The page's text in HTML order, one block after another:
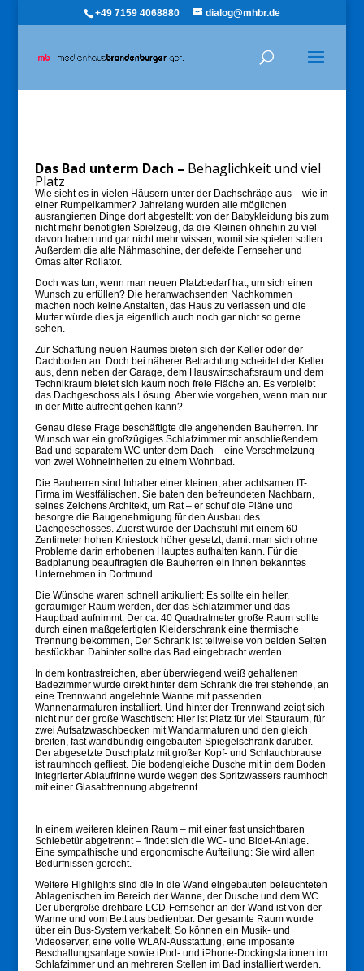
+49 7159 4068880 dialog@mhbr.de
Das Bad unterm Dach – Behaglichkeit und viel
Platz
Wie sieht es in vielen Häusern unter der Dachschräge aus – wie in
einer Rumpelkammer? Jahrelang wurden alle möglichen
ausrangierten Dinge dort abgestellt: von der Babykleidung bis zum
nicht mehr benötigten Spielzeug, da die Kleinen ohnehin zu viel
davon haben und gar nicht mehr wissen, womit sie spielen sollen.
Außerdem die alte Nähmaschine, der defekte Fernseher und
Omas alter Rollator.
Doch was tun, wenn man neuen Platzbedarf hat, um sich einen
Wunsch zu erfüllen? Die heranwachsenden Nachkommen
machen noch keine Anstalten, das Haus zu verlassen und die
Mutter würde dies ja eigentlich auch noch gar nicht so gerne
sehen.
Zur Schaffung neuen Raumes bieten sich der Keller oder der
Dachboden an. Doch bei näherer Betrachtung scheidet der Keller
aus, denn neben der Garage, dem Hauswirtschaftsraum und dem
Technikraum bietet sich kaum noch freie Fläche an. Es verbleibt
das Dachgeschoss als Lösung. Aber wie vorgehen, wenn man nur
in der Mitte aufrecht gehen kann?
Genau diese Frage beschäftigte die angehenden Bauherren. Ihr
Wunsch war ein großzügiges Schlafzimmer mit anschließendem
Bad und separatem WC unter dem Dach – eine Verschmelzung
von zwei Wohneinheiten zu einem Wohnbad.
Die Bauherren sind Inhaber einer kleinen, aber achtsamen IT-
Firma im Westfälischen. Sie baten den befreundeten Nachbarn,
seines Zeichens Architekt, um Rat – er schuf die Pläne und
besorgte die Baugenehmigung für den Ausbau des
Dachgeschosses. Zuerst wurde der Dachstuhl mit einem 60
Zentimeter hohen Kniestock höher gesetzt, damit man sich ohne
Probleme darin erhobenen Hauptes aufhalten kann. Für die
Badplanung beauftragten die Bauherren ein ihnen bekanntes
Unternehmen in Dortmund.
Die Wünsche waren schnell artikuliert: Es sollte ein heller,
geräumiger Raum werden, der das Schlafzimmer und das
Hauptbad aufnimmt. Der ca. 40 Quadratmeter große Raum sollte
durch einen maßgefertigten Kleiderschrank eine thermische
Trennung bekommen, Der Schrank ist teilweise von beiden Seiten
bestückbar. Dahinter sollte das Bad eingebracht werden.
In dem kontrastreichen, aber überwiegend weiß gehaltenen
Badezimmer wurde direkt hinter dem Schrank die frei stehende, an
eine Trennwand angelehnte Wanne mit passenden
Wannenarmaturen installiert. Und hinter der Trennwand zeigt sich
nicht nur der große Waschtisch: Hier ist Platz für viel Stauraum, für
zwei Aufsatzwaschbecken mit Wandarmaturen und den gleich
breiten, fast wandbündig eingebauten Spiegelschrank darüber.
Der abgesetzte Duschplatz mit großer Kopf- und Schlauchbrause
ist raumhoch gefliest. Die bodengleiche Dusche mit in dem Boden
integrierter Ablaufrinne wurde wegen des Spritzwassers raumhoch
mit einer Glasabtrennung abgetrennt.
In einem weiteren kleinen Raum – mit einer fast unsichtbaren
Schiebetür abgetrennt – findet sich die WC- und Bidet-Anlage.
Eine sympathische und ergonomische Aufteilung: Sie wird allen
Bedürfnissen gerecht.
Weitere Highlights sind die in die Wand eingebauten beleuchteten
Ablagenischen im Bereich der Wanne, der Dusche und dem WC.
Der übergroße drehbare LCD-Fernseher an der Wand ist von der
Wanne und vom Bett aus bedienbar. Der gesamte Raum wurde
über ein Bus-System verkabelt. So können ein Musik- und
Videoserver, eine volle WLAN-Ausstattung, eine imposante
Beschallungsanlage sowie iPod- und iPhone-Dockingstationen im
Schlafzimmer und an mehreren Stellen im Bad installiert werden.